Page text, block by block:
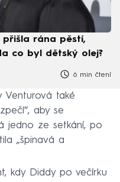
rána pěstí,
co byl dětský olej?
6 min čtení
Venturová také
aby se
jedno ze setkání, po
„špinavá a
kdy Diddy po večírku